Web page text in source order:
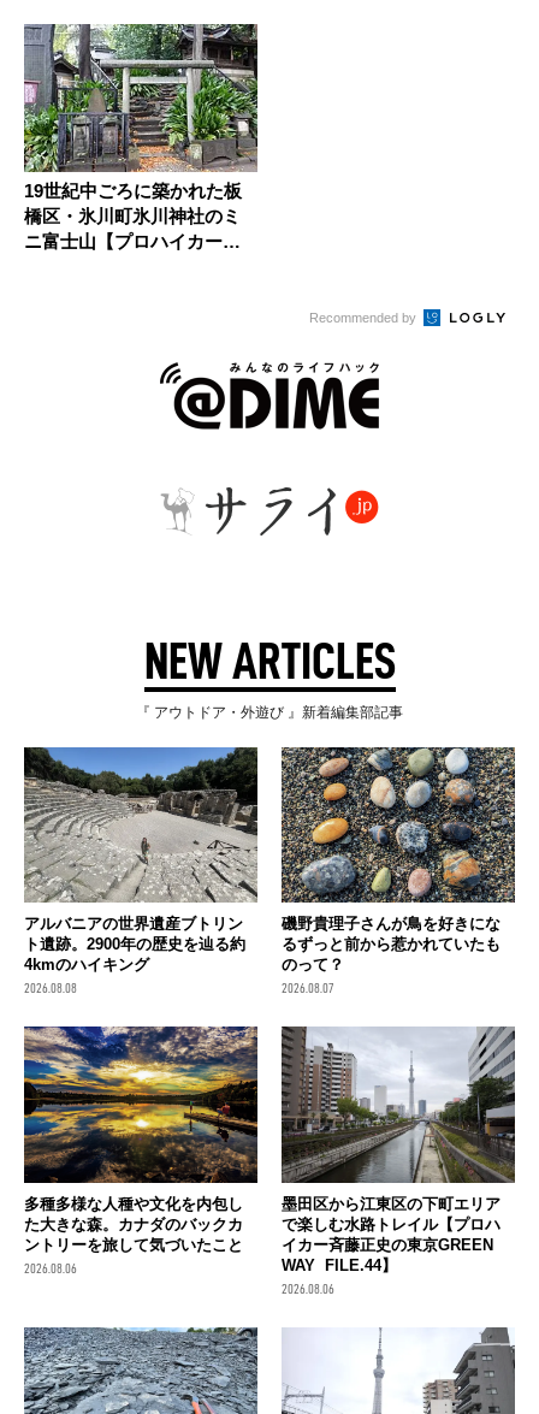
19世紀中ごろに築かれた板
橋区・氷川町氷川神社のミ
ニ富士山【プロハイカー斉
Recommended by
NEW ARTICLES
『 アウトドア・外遊び 』新着編集部記事
アルバニアの世界遺産ブトリン
ト遺跡。2900年の歴史を辿る約
4kmのハイキング
2026.08.08
磯野貴理子さんが鳥を好きにな
るずっと前から惹かれていたも
のって？
2026.08.07
多種多様な人種や文化を内包し
た大きな森。カナダのバックカ
ントリーを旅して気づいたこと
2026.08.06
墨田区から江東区の下町エリア
で楽しむ水路トレイル【プロハ
イカー斉藤正史の東京GREEN
WAY FILE.44】
2026.08.06